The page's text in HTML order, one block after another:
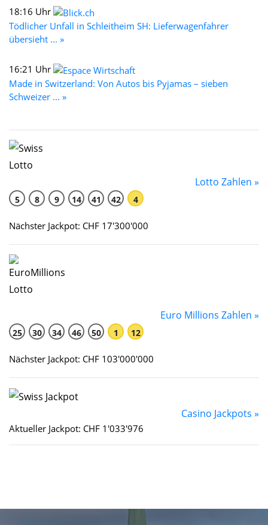
18:16 Uhr
Tödlicher Unfall in Schleitheim SH: Lieferwagenfahrer
übersieht ... »
16:21 Uhr
Made in Switzerland: Von Autos bis Pyjamas – sieben
Schweizer ... »
Lotto Zahlen »
5 8 9 14 41 42 4
Nächster Jackpot: CHF 17'300'000
Euro Millions Zahlen »
25 30 34 46 50 1 12
Nächster Jackpot: CHF 103'000'000
Casino Jackpots »
Aktueller Jackpot: CHF 1'033'976